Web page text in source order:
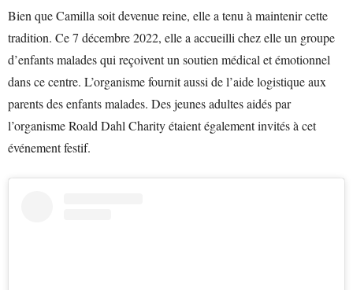
Bien que Camilla soit devenue reine, elle a tenu à maintenir cette
tradition. Ce 7 décembre 2022, elle a accueilli chez elle un groupe
d’enfants malades qui reçoivent un soutien médical et émotionnel
dans ce centre. L’organisme fournit aussi de l’aide logistique aux
parents des enfants malades. Des jeunes adultes aidés par
l’organisme Roald Dahl Charity étaient également invités à cet
événement festif.